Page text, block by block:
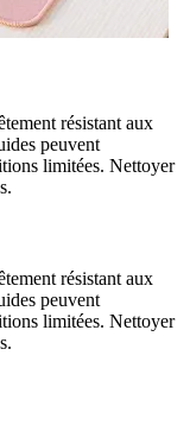
résistant aux
peuvent
limitées. Nettoyer
résistant aux
peuvent
limitées. Nettoyer